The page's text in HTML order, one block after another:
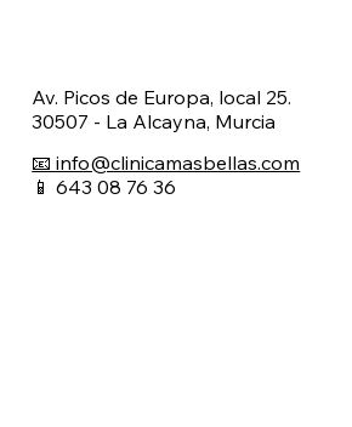
Av. Picos de Europa, local 25.
30507 - La Alcayna, Murcia
📧 info@clinicamasbellas.com
📱 643 08 76 36